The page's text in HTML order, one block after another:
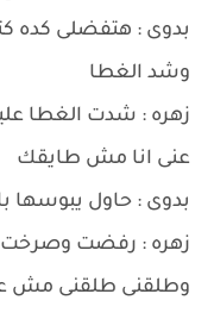
بدوى : هتفضلى كده
وشد الغطا
زهره : شدت الغطا
عنى انا مش طايقك
بدوى : حاول يبوسها
زهره : رفضت وصرخت
وطلقنى طلقنى مش